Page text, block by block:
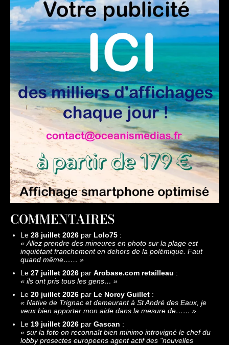
COMMENTAIRES
Le 28 juillet 2026 par Lolo75 :
« Allez prendre des mineures en photo sur la plage est
inquiétant franchement en dehors de la polémique. Faut
quand même…… »
Le 27 juillet 2026 par Arobase.com retailleau :
« ils ont pris tous les gens… »
Le 20 juillet 2026 par Le Norcy Guillet :
« Native de Trignac et demeurant à St André des Eaux, je
veux bien apporter mon aide dans la mesure de…… »
Le 19 juillet 2026 par Gascan :
« sur la foto on reconnaît bien minimo introvigné le chef du
lobby prosectes europeens agent actif des "nouvelles